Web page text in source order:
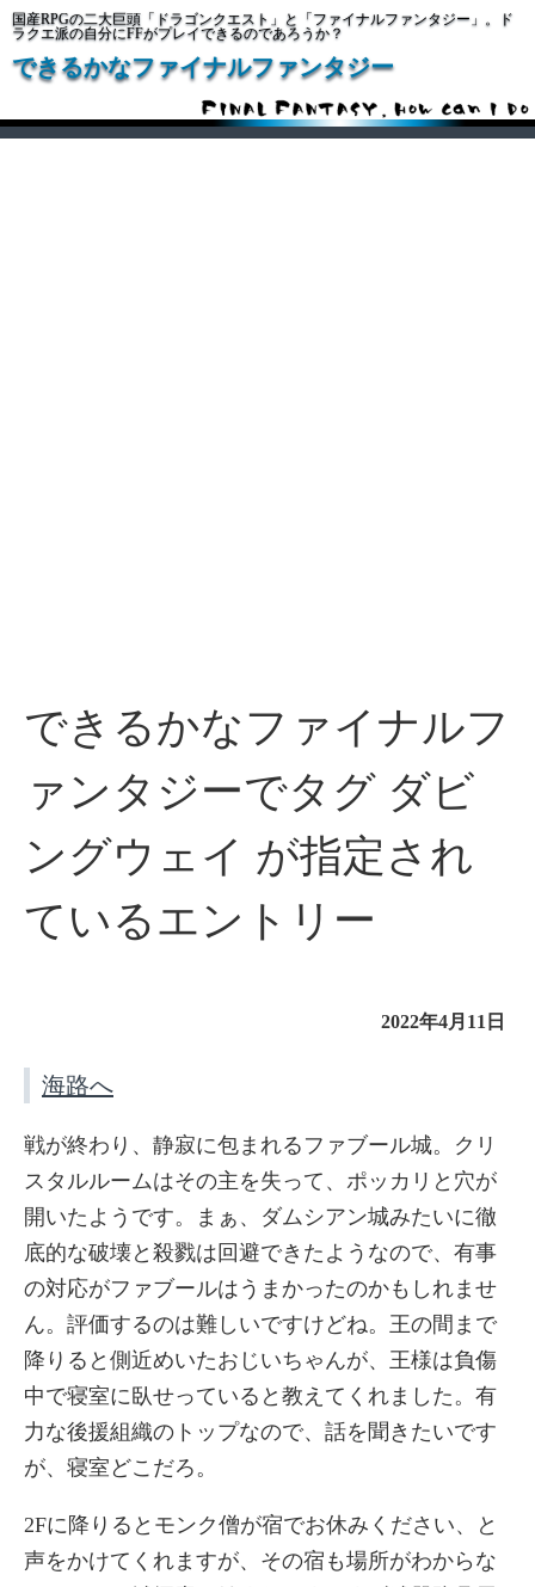
国産RPGの二大巨頭「ドラゴンクエスト」と「ファイナルファンタジー」。ド
ラクエ派の自分にFFがプレイできるのであろうか？
できるかなファイナルファンタジー
できるかなファイナルフ
ァンタジーでタグ ダビ
ングウェイ が指定され
ているエントリー
2022年4月11日
海路へ
戦が終わり、静寂に包まれるファブール城。クリ
スタルルームはその主を失って、ポッカリと穴が
開いたようです。まぁ、ダムシアン城みたいに徹
底的な破壊と殺戮は回避できたようなので、有事
の対応がファブールはうまかったのかもしれませ
ん。評価するのは難しいですけどね。王の間まで
降りると側近めいたおじいちゃんが、王様は負傷
中で寝室に臥せっていると教えてくれました。有
力な後援組織のトップなので、話を聞きたいです
が、寝室どこだろ。
2Fに降りるとモンク僧が宿でお休みください、と
声をかけてくれますが、その宿も場所がわからな